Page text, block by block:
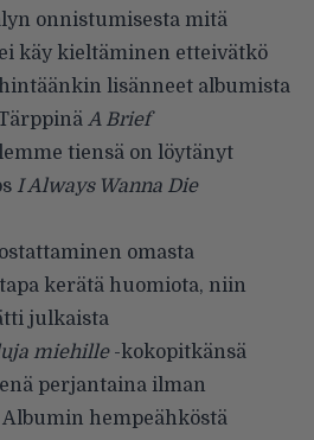
onnistumisesta mitä
käy kieltäminen etteivätkö
lisänneet albumista
A Brief
tiensä on löytänyt
I Always Wanna Die
omasta
kerätä huomiota, niin
julkaista
miehille -kokopitkänsä
perjantaina ilman
hempeähköstä